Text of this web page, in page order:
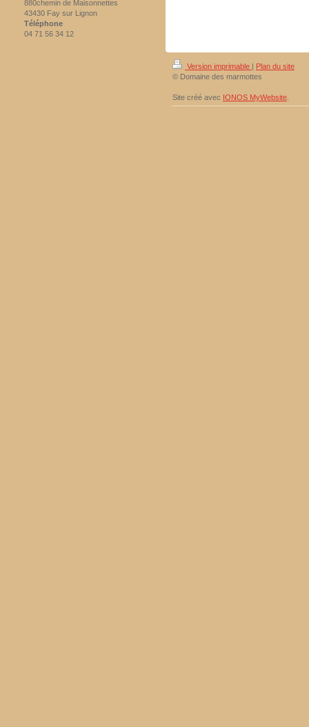
880chemin de Maisonnettes
43430 Fay sur Lignon
Téléphone
04 71 56 34 12
Version imprimable | Plan du site
© Domaine des marmottes
Site créé avec IONOS MyWebsite